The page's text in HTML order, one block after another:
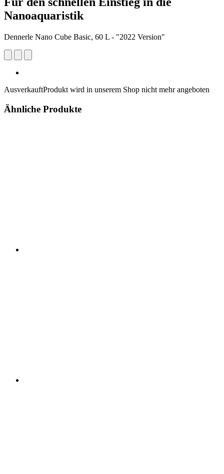
Nanoaquaristik
Dennerle Nano Cube Basic, 60 L - "2022 Version"
AusverkauftProdukt wird in unserem Shop nicht mehr angeboten
Ähnliche Produkte